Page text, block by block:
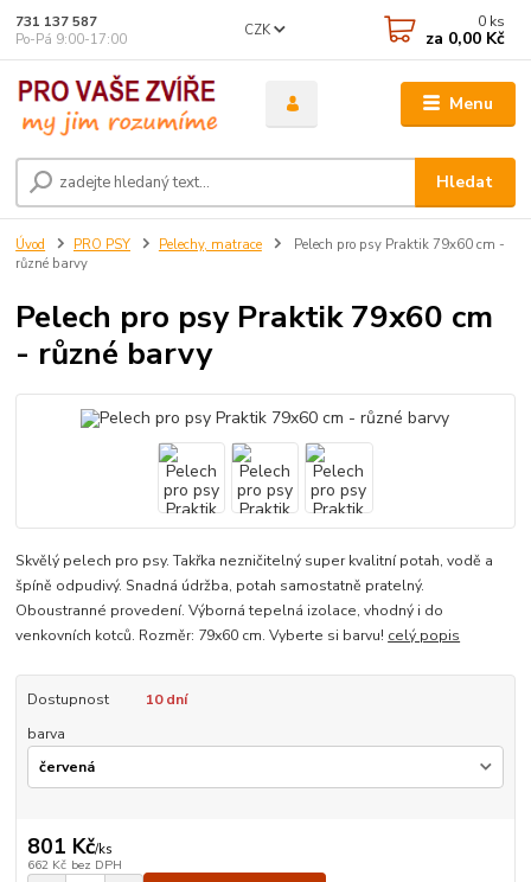
Menu
CZK
Hledat
731 137 587
Po-Pá 9:00-17:00
0 ks
za 0,00 Kč
Úvod PRO PSY Pelechy, matrace
Pelech pro psy Praktik 79x60 cm -
různé barvy
Pelech pro psy Praktik 79x60 cm
- různé barvy
Skvělý pelech pro psy. Takřka nezničitelný super kvalitní potah, vodě a
špíně odpudivý. Snadná údržba, potah samostatně pratelný.
Oboustranné provedení. Výborná tepelná izolace, vhodný i do
venkovních kotců. Rozměr: 79x60 cm. Vyberte si barvu! celý popis
Dostupnost
10 dní
barva
801 Kč/ks
662 Kč bez DPH